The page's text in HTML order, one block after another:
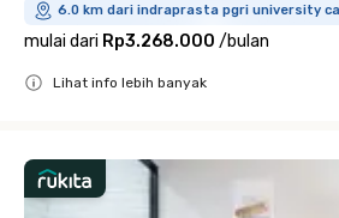
6.0 km dari indraprasta pgri university
mulai dari Rp3.268.000 /bulan
Lihat info lebih banyak